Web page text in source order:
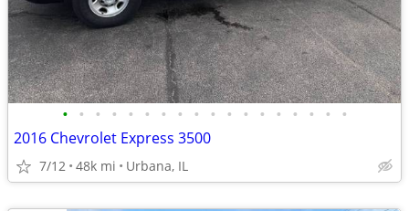
• • • • • • • • • • • • • • • • • •
2016 Chevrolet Express 3500
7/12 48k mi Urbana, IL